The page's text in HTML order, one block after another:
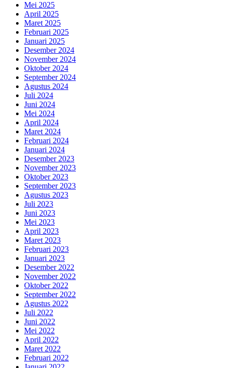
Mei 2025
April 2025
Maret 2025
Februari 2025
Januari 2025
Desember 2024
November 2024
Oktober 2024
September 2024
Agustus 2024
Juli 2024
Juni 2024
Mei 2024
April 2024
Maret 2024
Februari 2024
Januari 2024
Desember 2023
November 2023
Oktober 2023
September 2023
Agustus 2023
Juli 2023
Juni 2023
Mei 2023
April 2023
Maret 2023
Februari 2023
Januari 2023
Desember 2022
November 2022
Oktober 2022
September 2022
Agustus 2022
Juli 2022
Juni 2022
Mei 2022
April 2022
Maret 2022
Februari 2022